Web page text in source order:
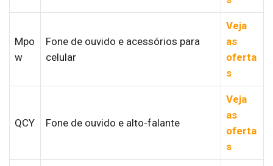
Mpo
w
Fone de ouvido e acessórios para
celular
Veja
as
oferta
s
QCY Fone de ouvido e alto-falante
Veja
as
oferta
s